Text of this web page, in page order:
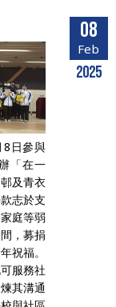
8日參與
「在一
及青衣
志於支
庭等弱
，募捐
祝福。
服務社
其溝通
08
Feb
2025